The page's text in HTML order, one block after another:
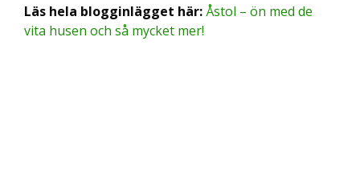
Läs hela blogginlägget här:Åstol – ön med de
vita husen och så mycket mer!